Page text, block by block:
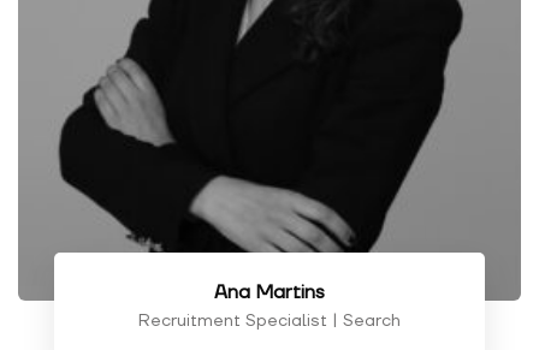
Ana Martins
Recruitment Specialist | Search